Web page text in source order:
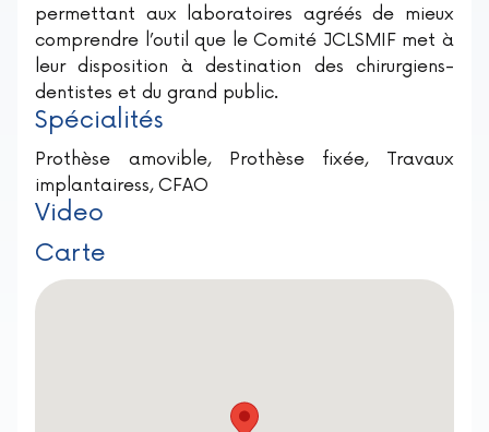
permettant aux laboratoires agréés de mieux
comprendre l’outil que le Comité JCLSMIF met à
leur disposition à destination des chirurgiens-
dentistes et du grand public.
Spécialités
Prothèse amovible, Prothèse fixée, Travaux
implantairess, CFAO
Video
Carte